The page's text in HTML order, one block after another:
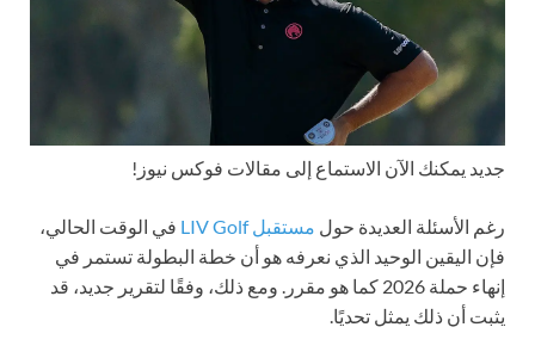
جديد يمكنك الآن الاستماع إلى مقالات فوكس نيوز!
رغم الأسئلة العديدة حول مستقبل LIV Golf
في الوقت الحالي،
فإن اليقين الوحيد الذي نعرفه هو أن خطة البطولة تستمر في
إنهاء حملة 2026 كما هو مقرر. ومع ذلك، وفقًا لتقرير جديد، قد
يثبت أن ذلك يمثل تحديًا.